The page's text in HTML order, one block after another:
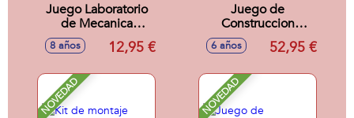
Juego Laboratorio
de Mecanica
Helicóptero De
Rescate.
Más de 220
componentes.
8 años 12,95 €
Juego de
Construccion
Coche
Transformable De
387 piezas.
6 años 52,95 €
NOVEDAD NOVEDAD